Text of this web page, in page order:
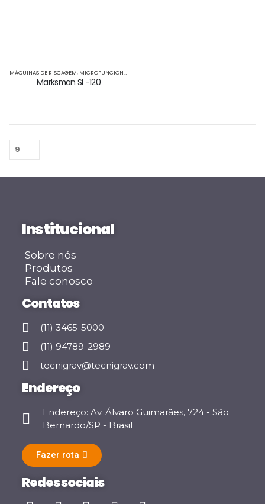
MÁQUINAS DE RISCAGEM, MICROPUNCIONAMENTO
Marksman SI -120
Institucional
Sobre nós
Produtos
Fale conosco
Contatos
(11) 3465-5000
(11) 94789-2989
tecnigrav@tecnigrav.com
Endereço
Endereço: Av. Álvaro Guimarães, 724 - São
Bernardo/SP - Brasil
Fazer rota
Redes sociais